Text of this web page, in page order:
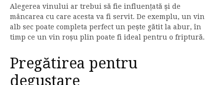
Alegerea vinului ar trebui să fie influențată și de
mâncarea cu care acesta va fi servit. De exemplu, un vin
alb sec poate completa perfect un pește gătit la abur, în
timp ce un vin roșu plin poate fi ideal pentru o friptură.
Pregătirea pentru
degustare